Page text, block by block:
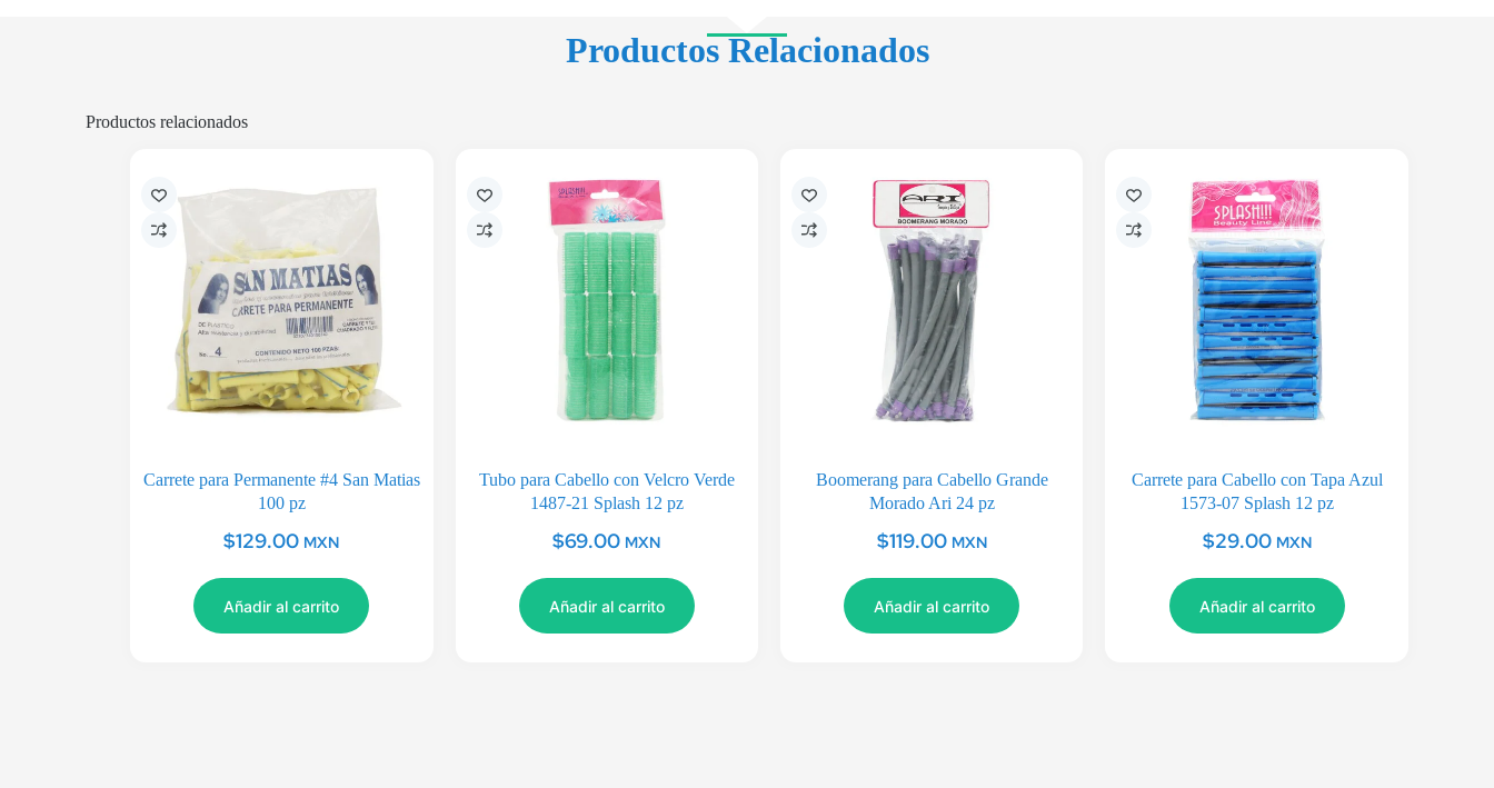
Productos Relacionados
Productos relacionados
Carrete para Permanente #4 San Matias
100 pz
$129.00 MXN
Añadir al carrito
Tubo para Cabello con Velcro Verde
1487-21 Splash 12 pz
$69.00 MXN
Añadir al carrito
Boomerang para Cabello Grande
Morado Ari 24 pz
$119.00 MXN
Añadir al carrito
Carrete para Cabello con Tapa Azul
1573-07 Splash 12 pz
$29.00 MXN
Añadir al carrito